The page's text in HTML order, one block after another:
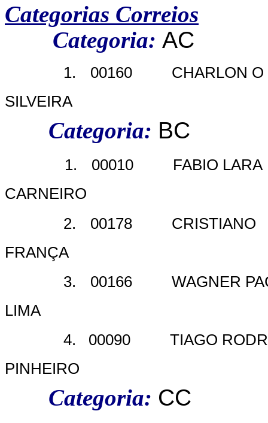
Categorias Correios
Categoria: AC
1. 00160
CHARLON O
SILVEIRA
Categoria: BC
1. 00010
FABIO LARA
CARNEIRO
2.
00178
CRISTIANO
FRANÇA
3.
00166
WAGNER
LIMA
4.
00090
TIAGO
PINHEIRO
Categoria: CC